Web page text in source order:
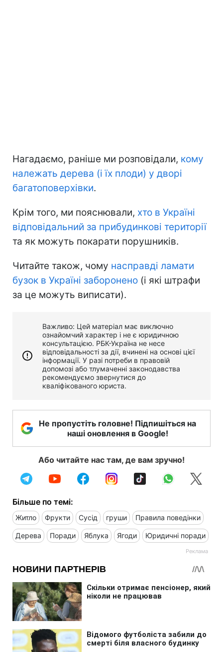
Нагадаємо, раніше ми розповідали, кому
належать дерева (і їх плоди) у дворі
багатоповерхівки.
Крім того, ми пояснювали, хто в Україні
відповідальний за прибудинкові території
та як можуть покарати порушників.
Читайте також, чому насправді ламати
бузок в Україні заборонено (і які штрафи
за це можуть виписати).
Важливо: Цей матеріал має виключно
ознайомчий характер і не є юридичною
консультацією. РБК-Україна не несе
відповідальності за дії, вчинені на основі цієї
інформації. У разі потреби в правовій
допомозі або тлумаченні законодавства
рекомендуємо звернутися до
кваліфікованого юриста.
Не пропустіть головне! Підпишіться на
наші оновлення в Google!
Або читайте нас там, де вам зручно!
Більше по темі:
Житло Фрукти Сусід груши Правила поведінки
Дерева Поради Яблука Ягоди Юридичні поради